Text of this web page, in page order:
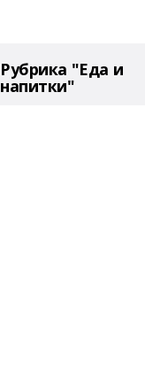
Рубрика "Еда и
напитки"